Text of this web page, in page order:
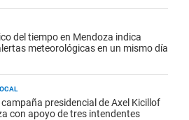
del tiempo en Mendoza indica
meteorológicas en un mismo día
presidencial de Axel Kicillof
con apoyo de tres intendentes